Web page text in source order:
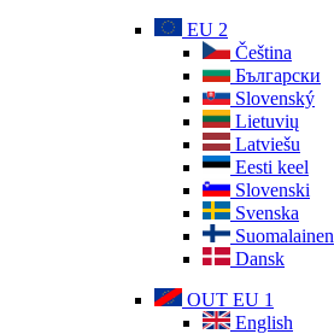
EU 2
Čeština
Български
Slovenský
Lietuvių
Latviešu
Eesti keel
Slovenski
Svenska
Suomalainen
Dansk
OUT EU 1
English